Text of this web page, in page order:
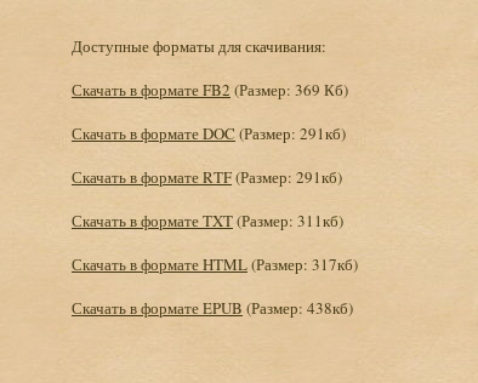
Доступные форматы для скачивания:
Скачать в формате FB2 (Размер: 369 Кб)
Скачать в формате DOC (Размер: 291кб)
Скачать в формате RTF(Размер: 291кб)
Скачать в формате TXT(Размер: 311кб)
Скачать в формате HTML(Размер: 317кб)
Скачать в формате EPUB (Размер: 438кб)